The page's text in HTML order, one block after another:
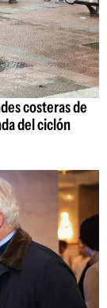
costeras de
del ciclón